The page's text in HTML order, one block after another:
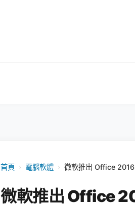
首頁 › 電腦軟體 › 微軟推出 Office
微軟推出 Office